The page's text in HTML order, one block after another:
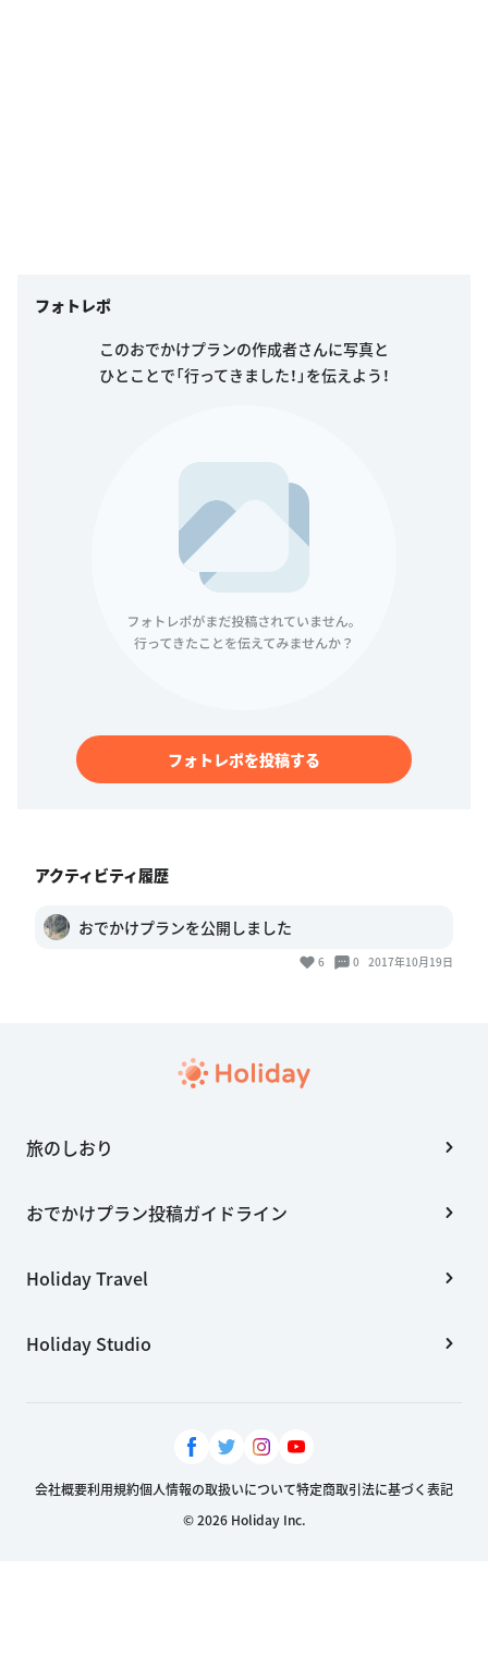
フォトレポ
このおでかけプランの作成者さんに写真と
ひとことで「行ってきました！」を伝えよう！
フォトレポを投稿する
アクティビティ履歴
おでかけプランを公開しました
6 0 2017年10月19日
旅のしおり
おでかけプラン投稿ガイドライン
Holiday Travel
Holiday Studio
会社概要利用規約個人情報の取扱いについて特定商取引法に基づく表記
© 2026 Holiday Inc.